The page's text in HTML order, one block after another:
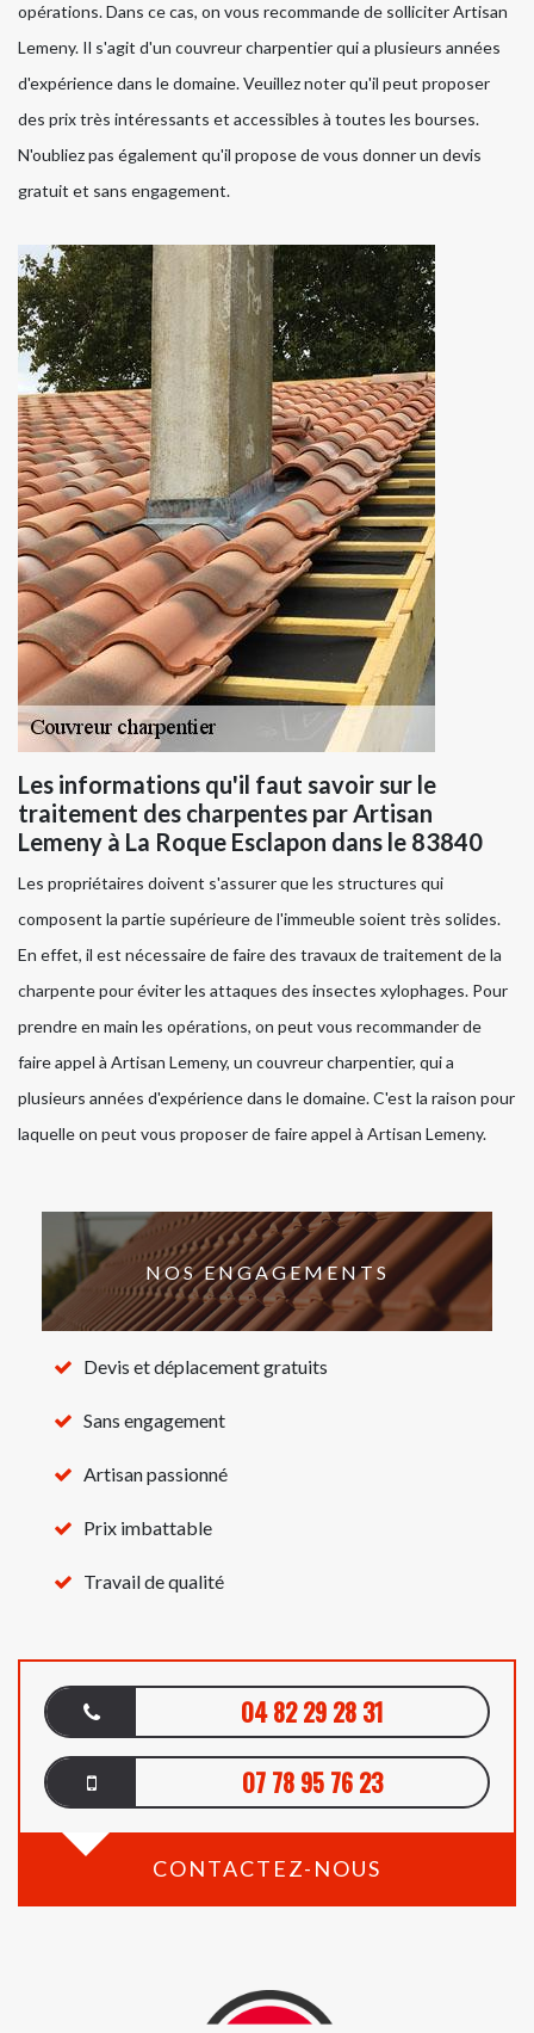
opérations. Dans ce cas, on vous recommande de solliciter Artisan
Lemeny. Il s'agit d'un couvreur charpentier qui a plusieurs années
d'expérience dans le domaine. Veuillez noter qu'il peut proposer
des prix très intéressants et accessibles à toutes les bourses.
N'oubliez pas également qu'il propose de vous donner un devis
gratuit et sans engagement.
Les informations qu'il faut savoir sur le
traitement des charpentes par Artisan
Lemeny à La Roque Esclapon dans le 83840
Les propriétaires doivent s'assurer que les structures qui
composent la partie supérieure de l'immeuble soient très solides.
En effet, il est nécessaire de faire des travaux de traitement de la
charpente pour éviter les attaques des insectes xylophages. Pour
prendre en main les opérations, on peut vous recommander de
faire appel à Artisan Lemeny, un couvreur charpentier, qui a
plusieurs années d'expérience dans le domaine. C'est la raison pour
laquelle on peut vous proposer de faire appel à Artisan Lemeny.
NOS ENGAGEMENTS
Devis et déplacement gratuits
Sans engagement
Artisan passionné
Prix imbattable
Travail de qualité
04 82 29 28 31
07 78 95 76 23
CONTACTEZ-NOUS